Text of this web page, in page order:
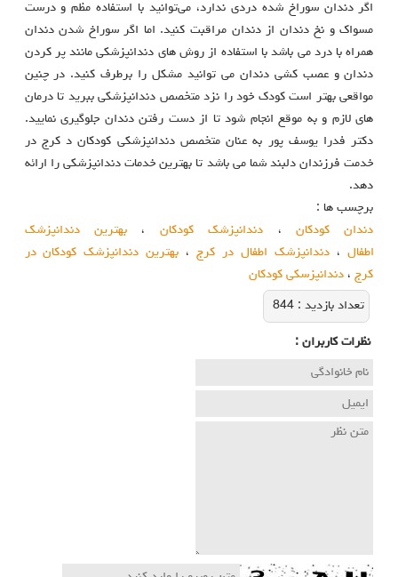
اگر دندان سوراخ شده دردی ندارد، می‌توانید با استفاده مظم و درست
مسواک و نخ دندان از دندان مراقبت کنید. اما اگر سوراخ شدن دندان
همراه با درد می باشد با استفاده از روش های دندانپزشکی مانند پر کردن
دندان و عصب کشی دندان می توانید مشکل را برطرف کنید. در چنین
مواقعی بهتر است کودک خود را نزد متخصص دندانپزشکی ببرید تا درمان
های لازم و به موقع انجام شود تا از دست رفتن دندان جلوگیری نمایید.
دکتر فدرا یوسف پور به عنان متخصص دندانپزشکی کودکان د کرج در
خدمت فرزندان دلبند شما می باشد تا بهترین خدمات دندانپزشکی را ارائه
دهد.
برچسب ها :
دندان کودکان، دندانپزشک کودکان ،بهترین دندانپزشک
اطفال ،دندانپزشک اطفال در کرج، بهترین دندانپزشک کودکان در
کرج، دندانپزسکی کودکان
تعداد بازديد : 844
نظرات كاربران :